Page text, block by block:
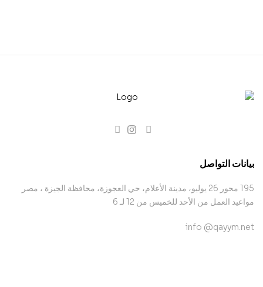
بيانات التواصل
195 محور 26 يوليو، مدينة الأعلام، حي العجوزة، محافظة الجيزة ، مصر
مواعيد العمل من الأحد للخميس من 12 لـ 6
info @qayym.net